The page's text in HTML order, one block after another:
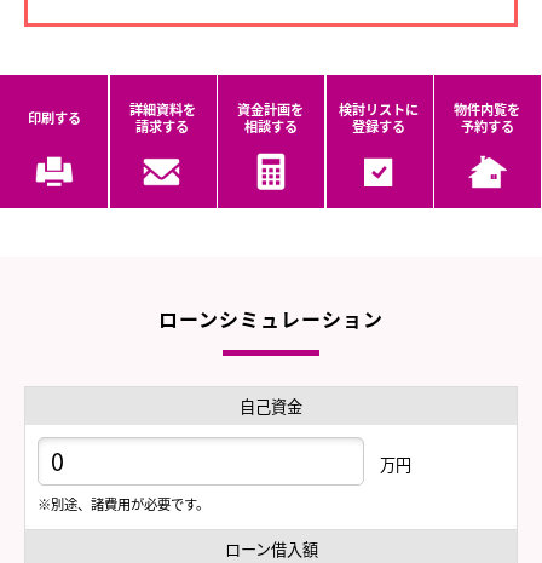
印刷する
詳細資料を
請求する
資金計画を
相談する
検討リストに
登録する
物件内覧を
予約する
ローンシミュレーション
自己資金
万円
※別途、諸費用が必要です。
ローン借入額